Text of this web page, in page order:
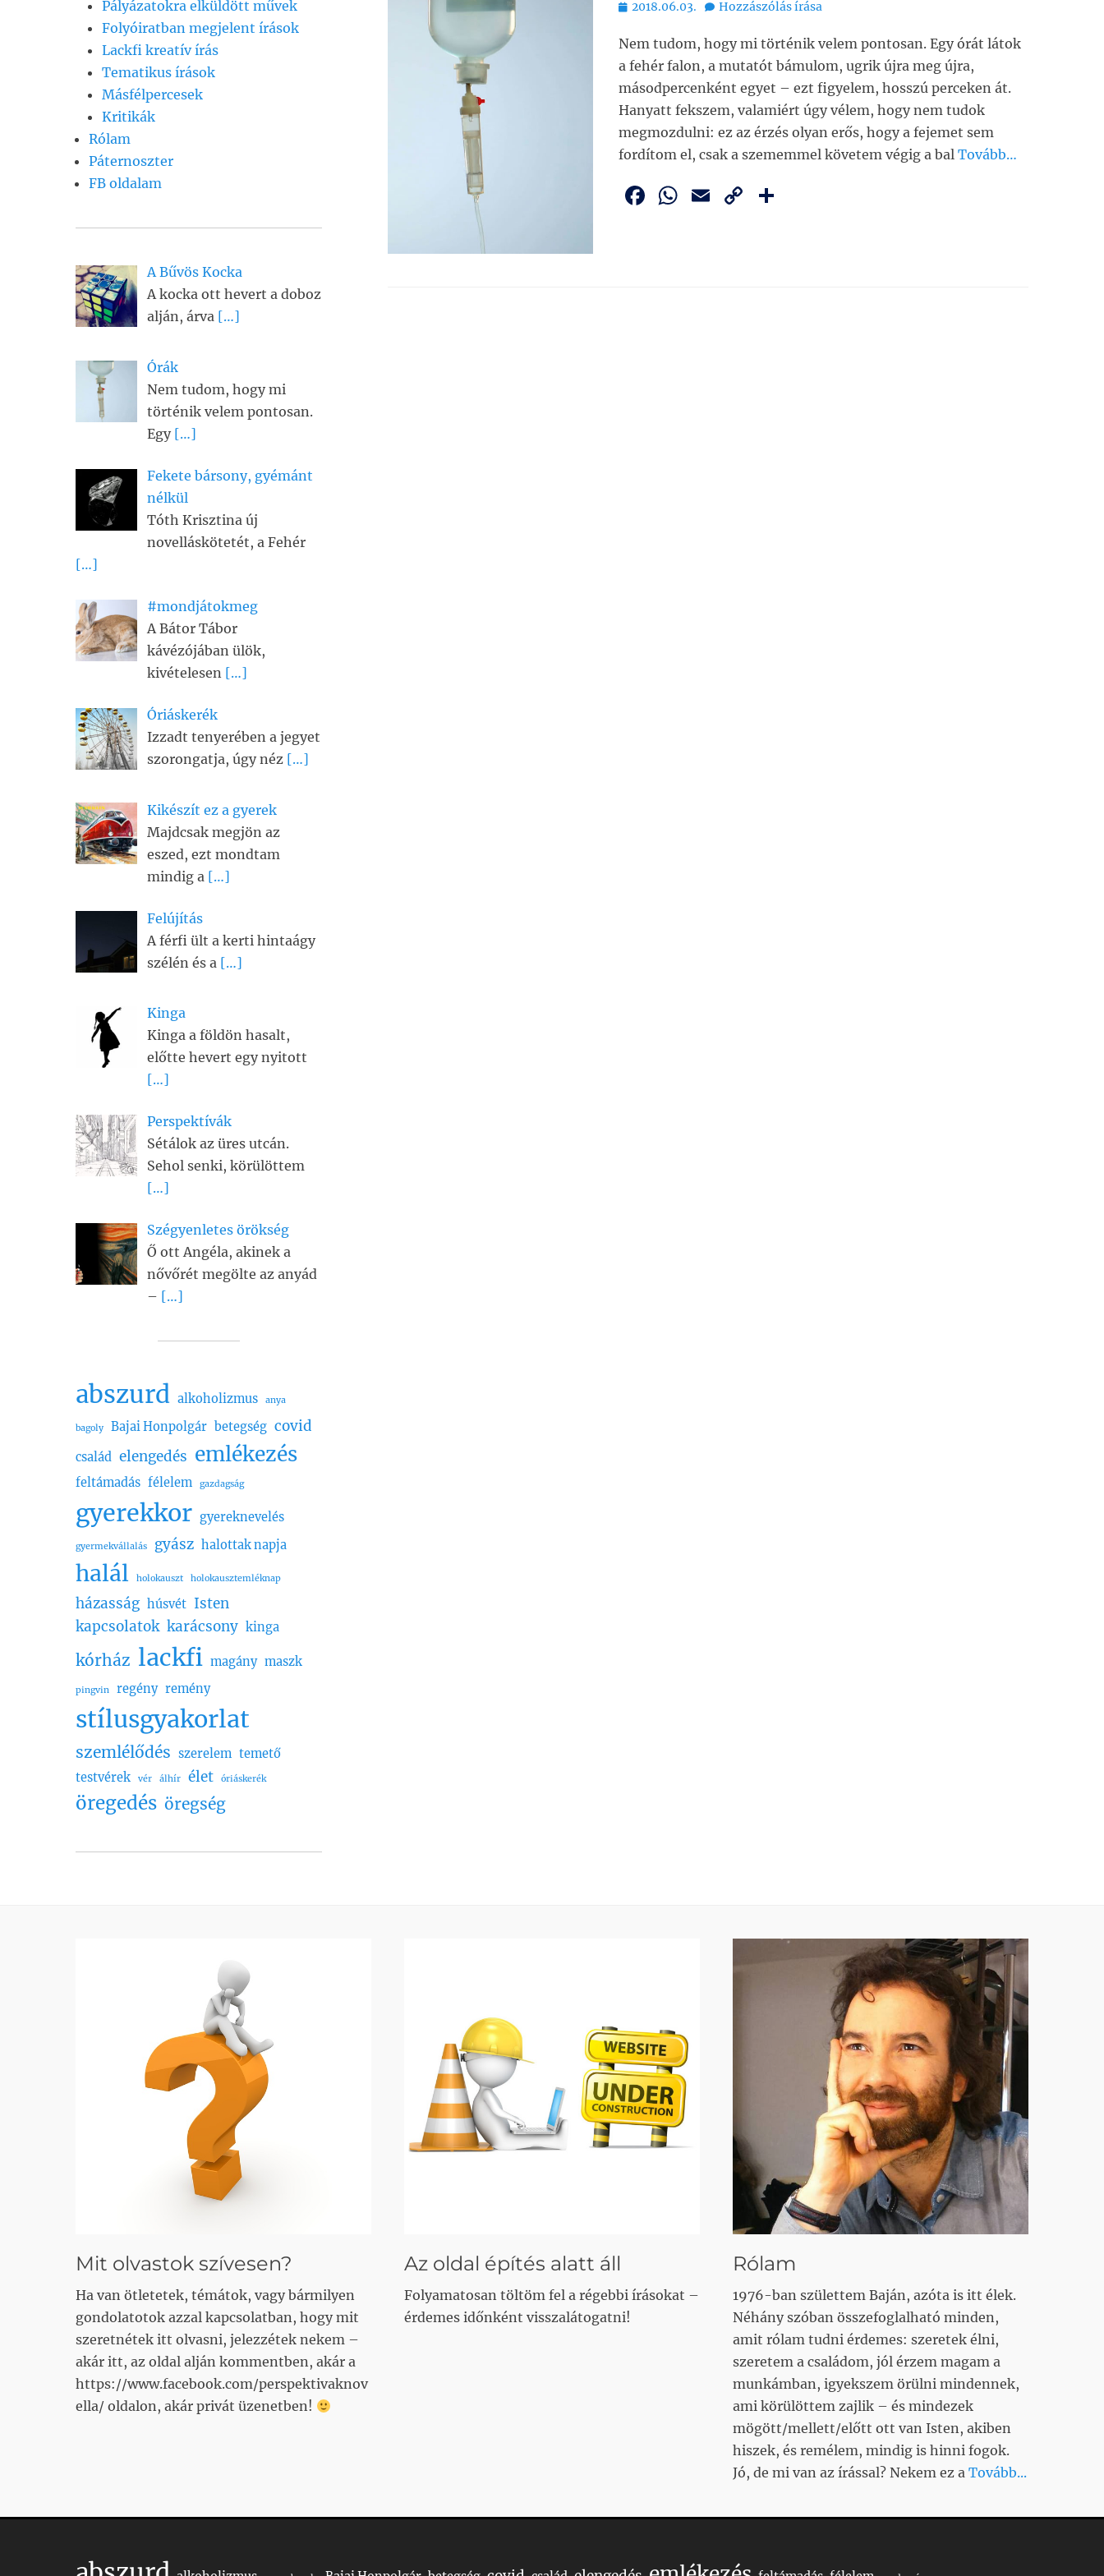
Bejegyezve
2018.06.03. Hozzászólás írása
Nem tudom, hogy mi történik velem pontosan. Egy órát látok
a fehér falon, a mutatót bámulom, ugrik újra meg újra,
másodpercenként egyet – ezt figyelem, hosszú perceken át.
Hanyatt fekszem, valamiért úgy vélem, hogy nem tudok
megmozdulni: ez az érzés olyan erős, hogy a fejemet sem
fordítom el, csak a szememmel követem végig a bal Tovább…
F
W E
C
Pályázatokra elküldött művek
Folyóiratban megjelent írások
Lackfi kreatív írás
Tematikus írások
Másfélpercesek
Kritikák
Rólam
Páternoszter
FB oldalam
A Bűvös Kocka
A kocka ott hevert a doboz
alján, árva […]
Órák
Nem tudom, hogy mi
történik velem pontosan.
Egy […]
Fekete bársony, gyémánt
nélkül
Tóth Krisztina új
novelláskötetét, a Fehér
[…]
#mondjátokmeg
A Bátor Tábor
kávézójában ülök,
kivételesen […]
Óriáskerék
Izzadt tenyerében a jegyet
szorongatja, úgy néz […]
Kikészít ez a gyerek
Majdcsak megjön az
eszed, ezt mondtam
mindig a […]
Felújítás
A férfi ült a kerti hintaágy
szélén és a […]
Kinga
Kinga a földön hasalt,
előtte hevert egy nyitott
[…]
Perspektívák
Sétálok az üres utcán.
Sehol senki, körülöttem
[…]
Szégyenletes örökség
Ő ott Angéla, akinek a
nővőrét megölte az anyád
– […]
abszurd alkoholizmus anya
bagoly Bajai Honpolgár betegség covid
család elengedés emlékezés
feltámadás félelem gazdagság
gyerekkor gyereknevelés
gyermekvállalás gyász halottak napja
halál holokauszt holokausztemléknap
házasság húsvét Isten
kapcsolatok karácsony kinga
kórház lackfi magány maszk
pingvin regény remény
stílusgyakorlat
szemlélődés szerelem temető
testvérek
vér álhír élet óriáskerék
öregedés öregség
Mit olvastok szívesen?
Ha van ötletetek, témátok, vagy bármilyen
gondolatotok azzal kapcsolatban, hogy mit
szeretnétek itt olvasni, jelezzétek nekem –
akár itt, az oldal alján kommentben, akár a
https://www.facebook.com/perspektivaknov
ella/ oldalon, akár privát üzenetben!
Az oldal építés alatt áll
Folyamatosan töltöm fel a régebbi írásokat –
érdemes időnként visszalátogatni!
Rólam
1976-ban születtem Baján, azóta is itt élek.
Néhány szóban összefoglalható minden,
amit rólam tudni érdemes: szeretek élni,
szeretem a családom, jól érzem magam a
munkámban, igyekszem örülni mindennek,
ami körülöttem zajlik – és mindezek
mögött/mellett/előtt ott van Isten, akiben
hiszek, és remélem, mindig is hinni fogok.
Jó, de mi van az írással? Nekem ez a Tovább...